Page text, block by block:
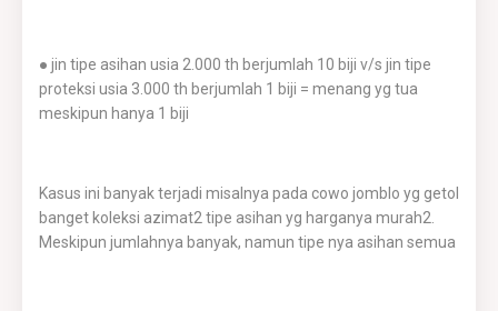
● jin tipe asihan usia 2.000 th berjumlah 10 biji v/s jin tipe
proteksi usia 3.000 th berjumlah 1 biji = menang yg tua
meskipun hanya 1 biji
Kasus ini banyak terjadi misalnya pada cowo jomblo yg getol
banget koleksi azimat2 tipe asihan yg harganya murah2.
Meskipun jumlahnya banyak, namun tipe nya asihan semua